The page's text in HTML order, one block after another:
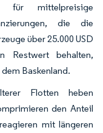
für mittelpreisige
die die
über 25.000 USD
Restwert behalten,
Baskenland.
Flotten heben
den Anteil
mit längeren